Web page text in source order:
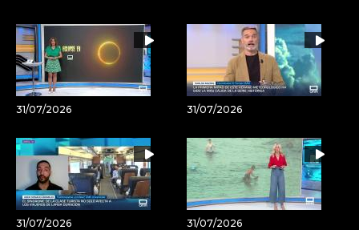
artículo
31/07/2026 31/07/2026
31/07/2026 31/07/2026